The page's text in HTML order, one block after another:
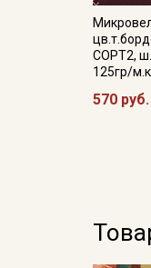
СОРТ2,
125гр/
570 руб.